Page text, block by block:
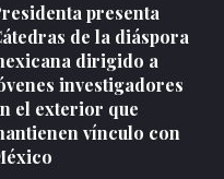
presenta
de la diáspora
dirigido a
investigadores
el exterior que
vínculo con